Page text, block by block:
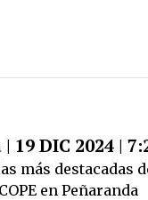
19 DIC 2024 |
más destacadas
en Peñaranda